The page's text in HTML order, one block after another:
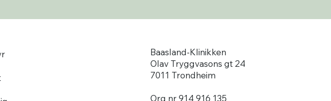
Baasland-Klinikken
Olav Tryggvasons gt 24
7011 Trondheim
Org nr 914 916 135